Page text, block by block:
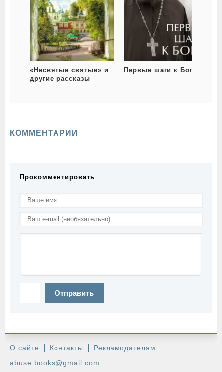
«Несвятые святые» и
другие рассказы
Первые шаги к Богу
КОММЕНТАРИИ
Прокомментировать
Отправить
О сайте Контакты
Рекламодателям
abuse.books@gmail.com